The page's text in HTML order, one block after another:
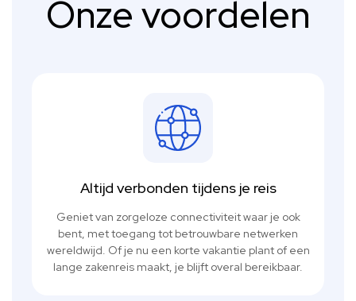
Onze voordelen
Altijd verbonden tijdens je reis
Geniet van zorgeloze connectiviteit waar je ook
bent, met toegang tot betrouwbare netwerken
wereldwijd. Of je nu een korte vakantie plant of een
lange zakenreis maakt, je blijft overal bereikbaar.